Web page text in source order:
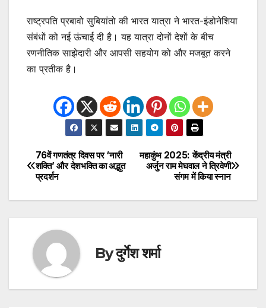
राष्ट्रपति प्रबावो सुबियांतो की भारत यात्रा ने भारत-इंडोनेशिया
संबंधों को नई ऊंचाई दी है। यह यात्रा दोनों देशों के बीच
रणनीतिक साझेदारी और आपसी सहयोग को और मजबूत करने
का प्रतीक है।
Post
navigation
महाकुंभ 2025: केंद्रीय मंत्री
अर्जुन राम मेघवाल ने त्रिवेणी
संगम में किया स्नान
76वें गणतंत्र दिवस पर ‘नारी
शक्ति’ और देशभक्ति का अद्भुत
प्रदर्शन
Byदुर्गेश शर्मा